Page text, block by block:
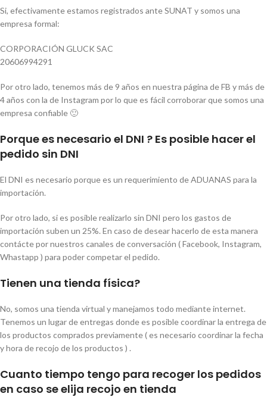
Si, efectivamente estamos registrados ante SUNAT y somos una
empresa formal:
CORPORACIÓN GLUCK SAC
20606994291
Por otro lado, tenemos más de 9 años en nuestra página de FB y más de
4 años con la de Instagram por lo que es fácil corroborar que somos una
empresa confiable 🙂
Porque es necesario el DNI ? Es posible hacer el
pedido sin DNI
El DNI es necesario porque es un requerimiento de ADUANAS para la
importación.
Por otro lado, si es posible realizarlo sin DNI pero los gastos de
importación suben un 25%. En caso de desear hacerlo de esta manera
contácte por nuestros canales de conversación ( Facebook, Instagram,
Whastapp ) para poder competar el pedido.
Tienen una tienda física?
No, somos una tienda virtual y manejamos todo mediante internet.
Tenemos un lugar de entregas donde es posible coordinar la entrega de
los productos comprados previamente ( es necesario coordinar la fecha
y hora de recojo de los productos ) .
Cuanto tiempo tengo para recoger los pedidos
en caso se elija recojo en tienda